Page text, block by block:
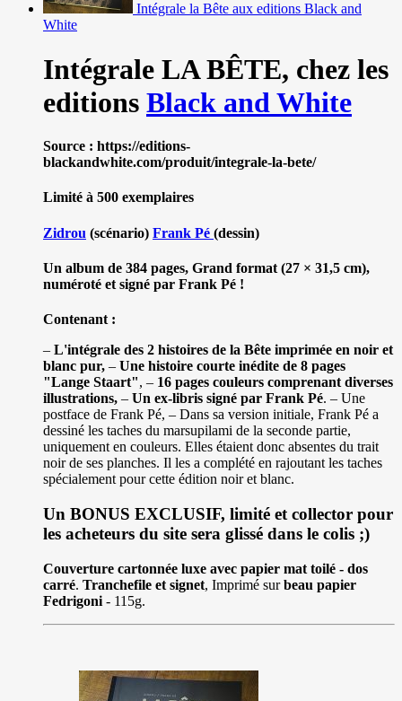
Intégrale la Bête aux editions Black and
White
Intégrale LA BÊTE, chez les
editions Black and White
Source : https://editions-
blackandwhite.com/produit/integrale-la-bete/
Limité à 500 exemplaires
Zidrou (scénario) Frank Pé (dessin)
Un album de 384 pages, Grand format (27 × 31,5 cm),
numéroté et signé par Frank Pé !
Contenant :
– L'intégrale des 2 histoires de la Bête imprimée en noir et
blanc pur, – Une histoire courte inédite de 8 pages
"Lange Staart", – 16 pages couleurs comprenant diverses
illustrations, – Un ex-libris signé par Frank Pé. – Une
postface de Frank Pé, – Dans sa version initiale, Frank Pé a
dessiné les taches du marsupilami de la seconde partie,
uniquement en couleurs. Elles étaient donc absentes du trait
noir de ses planches. Il les a complété en rajoutant les taches
spécialement pour cette édition noir et blanc.
Un BONUS EXCLUSIF, limité et collector pour
les acheteurs du site sera glissé dans le colis ;)
Couverture cartonnée luxe avec papier mat toilé - dos
carré. Tranchefile et signet, Imprimé surbeau papier
Fedrigoni - 115g.